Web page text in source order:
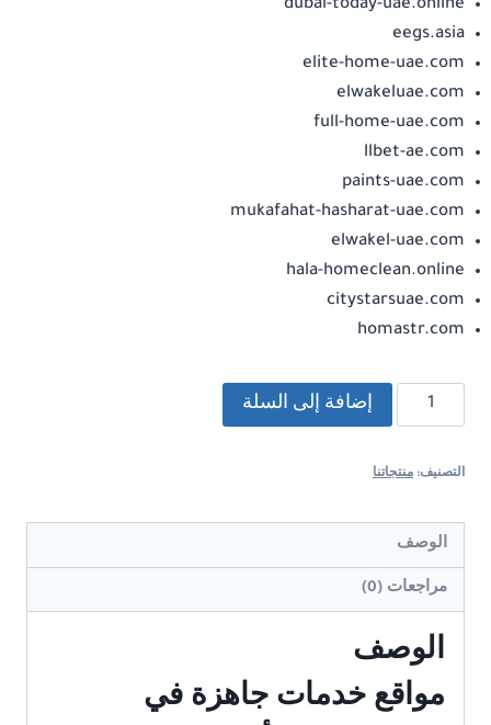
dubai-today-uae.online
eegs.asia
elite-home-uae.com
elwakeluae.com
full-home-uae.com
llbet-ae.com
paints-uae.com
mukafahat-hasharat-uae.com
elwakel-uae.com
hala-homeclean.online
citystarsuae.com
homastr.com
كمية
مواقع
الإمارات
للبيع
للإيجار
إضافة إلى السلة
التصنيف: منتجاتنا
الوصف
مراجعات (0)
الوصف
مواقع خدمات جاهزة في